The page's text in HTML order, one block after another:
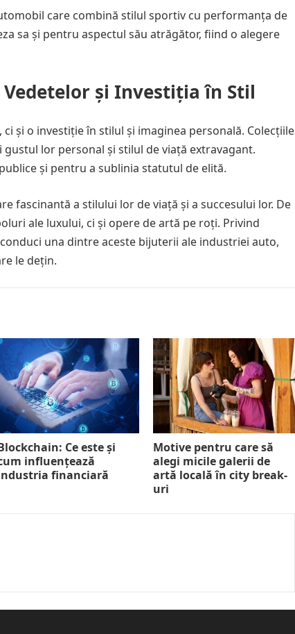
care combină stilul sportiv cu performanța de
sa și pentru aspectul său atrăgător, fiind o alegere
și Investiția în Stil
și o investiție în stilul și imaginea personală. Colecțiile
lor personal și stilul de viață extravagant.
și pentru a sublinia statutul de elită.
fascinantă a stilului lor de viață și a succesului lor. De
ale luxului, ci și opere de artă pe roți. Privind
una dintre aceste bijuterii ale industriei auto,
le dețin.
Ce este și
influențează
financiară
Motive pentru care să
alegi micile galerii de
artă locală în city break-
uri